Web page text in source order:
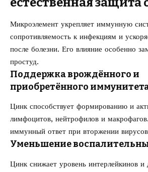
Микроэлемент укрепляет иммунную
сопротивляемость к инфекциям и
после болезни. Его влияние особенно
простуд.
Поддержка врождённого и
приобретённого
Цинк способствует формированию и
лимфоцитов, нейтрофилов и
иммунный ответ при вторжении
Уменьшение
Цинк снижает уровень интерлейкинов и